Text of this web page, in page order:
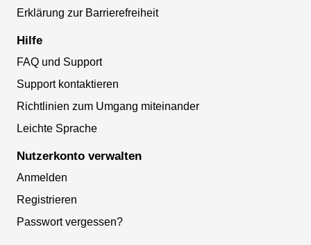
Erklärung zur Barrierefreiheit
Hilfe
FAQ und Support
Support kontaktieren
Richtlinien zum Umgang miteinander
Leichte Sprache
Nutzerkonto verwalten
Anmelden
Registrieren
Passwort vergessen?